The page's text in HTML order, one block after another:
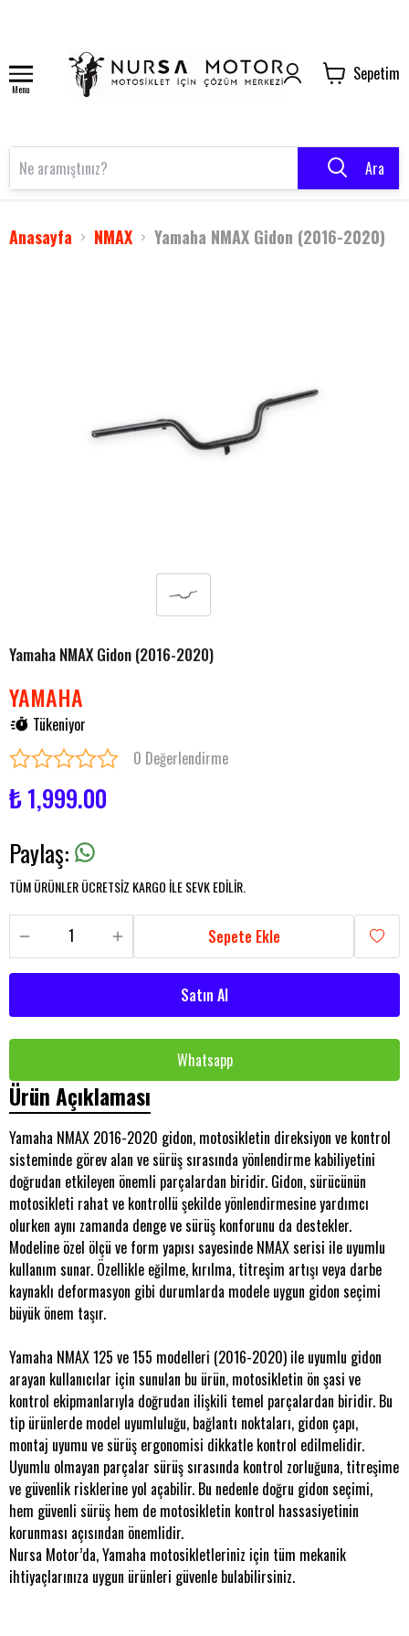
Menu
Sepetim
Ara
Anasayfa NMAX Yamaha NMAX Gidon (2016-2020)
Yamaha NMAX Gidon (2016-2020)
YAMAHA
Tükeniyor
0 Değerlendirme
₺ 1,999.00
Paylaş:
TÜM ÜRÜNLER ÜCRETSİZ KARGO İLE SEVK EDİLİR.
Sepete Ekle
Satın Al
Whatsapp
Ürün Açıklaması
Yamaha NMAX 2016-2020 gidon, motosikletin direksiyon ve kontrol
sisteminde görev alan ve sürüş sırasında yönlendirme kabiliyetini
doğrudan etkileyen önemli parçalardan biridir. Gidon, sürücünün
motosikleti rahat ve kontrollü şekilde yönlendirmesine yardımcı
olurken aynı zamanda denge ve sürüş konforunu da destekler.
Modeline özel ölçü ve form yapısı sayesinde NMAX serisi ile uyumlu
kullanım sunar. Özellikle eğilme, kırılma, titreşim artışı veya darbe
kaynaklı deformasyon gibi durumlarda modele uygun gidon seçimi
büyük önem taşır.
Yamaha NMAX 125 ve 155 modelleri (2016-2020) ile uyumlu gidon
arayan kullanıcılar için sunulan bu ürün, motosikletin ön şasi ve
kontrol ekipmanlarıyla doğrudan ilişkili temel parçalardan biridir. Bu
tip ürünlerde model uyumluluğu, bağlantı noktaları, gidon çapı,
montaj uyumu ve sürüş ergonomisi dikkatle kontrol edilmelidir.
Uyumlu olmayan parçalar sürüş sırasında kontrol zorluğuna, titreşime
ve güvenlik risklerine yol açabilir. Bu nedenle doğru gidon seçimi,
hem güvenli sürüş hem de motosikletin kontrol hassasiyetinin
korunması açısından önemlidir.
Nursa Motor’da, Yamaha motosikletleriniz için tüm mekanik
ihtiyaçlarınıza uygun ürünleri güvenle bulabilirsiniz.